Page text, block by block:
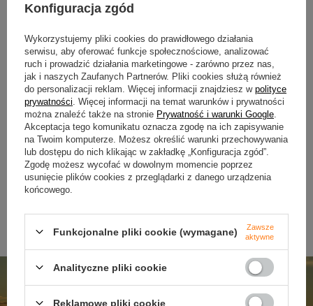
NOWOŚĆ
Wobler Berkley Pulse Snake
11cm | Perch
36,90 zł
Kup za: 1155pkt punktów
Ilość produktówDO KOSZYKA
NOWOŚĆ
Guma Nays SPLT 4.5"|
C-05 | 7 szt.
29,90 zł
Kup za: 986.7 pkt
Ilość produktówDO KOSZYKA
Konfiguracja zgód
Wykorzystujemy pliki cookies do prawidłowego działania
serwisu, aby oferować funkcje społecznościowe, analizować
ruch i prowadzić działania marketingowe - zarówno przez nas,
jak i naszych Zaufanych Partnerów. Pliki cookies służą również
do personalizacji reklam. Więcej informacji znajdziesz w polityce
prywatności . Więcej informacji na temat warunków i prywatności
można znaleźć także na stronie Prywatność i warunki Google
Akceptacja tego komunikatu oznacza zgodę na ich zapisywanie
na Twoim komputerze. Możesz określić warunki przechowywania
lub dostępu do nich klikając w zakładkę „Konfiguracja zgód”.
Zgodę możesz wycofać w dowolnym momencie poprzez
usunięcie plików cookies z przeglądarki z danego urządzenia
końcowego.
Funkcjonalne pliki cookie (wymagane)
Zawsze
aktywne
Analityczne pliki cookie
Reklamowe pliki cookie